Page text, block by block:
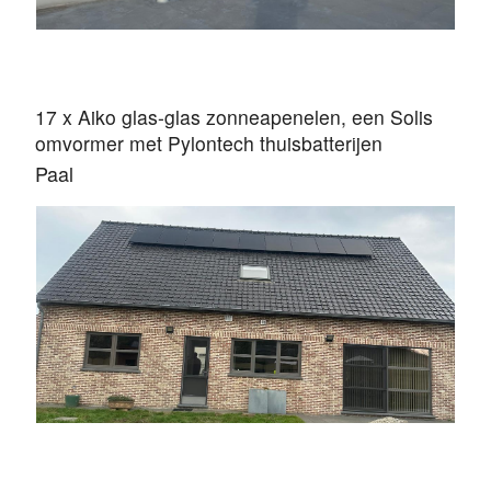
17 x Aiko glas-glas zonneapenelen, een Solis
omvormer met Pylontech thuisbatterijen
Paal